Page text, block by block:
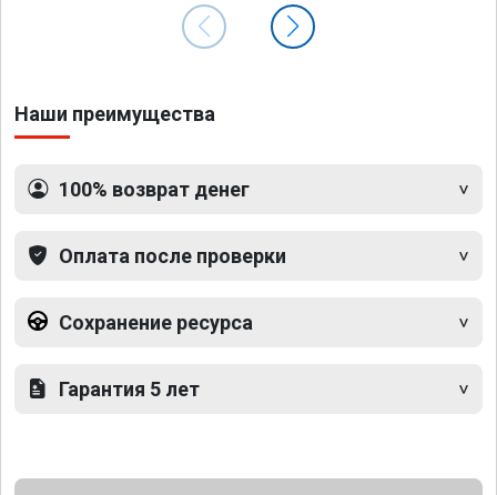
Наши преимущества
100% возврат денег
Оплата после проверки
Сохранение ресурса
Гарантия 5 лет